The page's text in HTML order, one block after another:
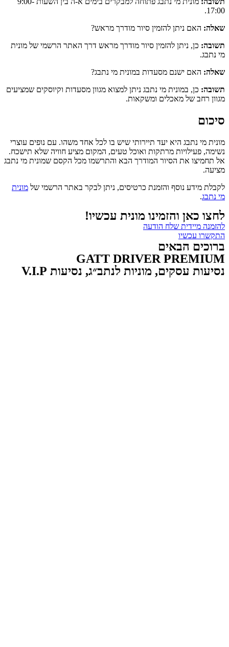
17:00.
שאלה: האם ניתן להזמין סיור מודרך מראש?
תשובה: כן, ניתן להזמין סיור מודרך מראש דרך האתר הרשמי של מונית
מי נתבג.
שאלה: האם ישנם מסעדות במונית מי נתבג?
תשובה: כן, במונית מי נתבג ניתן למצוא מגוון מסעדות וקיוסקים שמציעים
מגוון רחב של מאכלים ומשקאות.
סיכום
מונית מי נתבג היא יעד תיירותי שיש בו לכל אחד משהו. עם נופים עוצרי
נשימה, פעילויות מרתקות ואוכל טעים, המקום מציע חוויה שלא תישכח.
אל תחמיצו את הסיור המודרך הבא והתרשמו מכל הקסם שמונית מי נתבג
מציעה.
לקבלת מידע נוסף והזמנת כרטיסים, ניתן לבקר באתר הרשמי של מונית
מי נתבג.
לחצו כאן והזמינו מונית עכשיו!
להזמנה מיידית שלח הודעה
התקשרו עכשיו
ברוכים הבאים
GATT DRIVER PREMIUM
נסיעות עסקים, מוניות לנתב״ג, נסיעות V.I.P